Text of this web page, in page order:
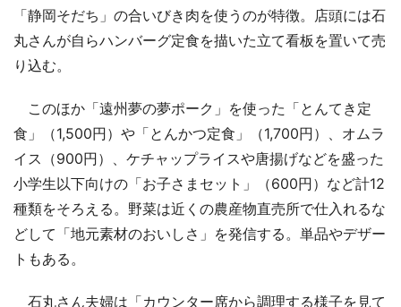
「静岡そだち」の合いびき肉を使うのが特徴。店頭には石
丸さんが自らハンバーグ定食を描いた立て看板を置いて売
り込む。
このほか「遠州夢の夢ポーク」を使った「とんてき定
食」（1,500円）や「とんかつ定食」（1,700円）、オムラ
イス（900円）、ケチャップライスや唐揚げなどを盛った
小学生以下向けの「お子さまセット」（600円）など計12
種類をそろえる。野菜は近くの農産物直売所で仕入れるな
どして「地元素材のおいしさ」を発信する。単品やデザー
トもある。
石丸さん夫婦は「カウンター席から調理する様子を見て